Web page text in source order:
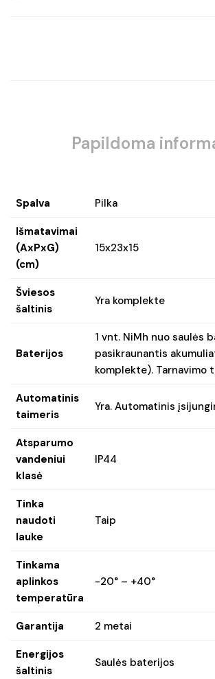
Papildoma
Spalva Pilka
Išmatavimai
(AxPxG)
(cm)
15x23x15
Šviesos
šaltinis
Yra komplekte
Baterijos
1 vnt. NiMh nuo saulės
pasikraunantis
komplekte). Tarnavimo
Automatinis
taimeris
Yra. Automatinis
Atsparumo
vandeniui
klasė
IP44
Tinka
naudoti
lauke
Taip
Tinkama
aplinkos
temperatūra
-20° – +40°
Garantija 2 metai
Energijos
šaltinis
Saulės baterijos